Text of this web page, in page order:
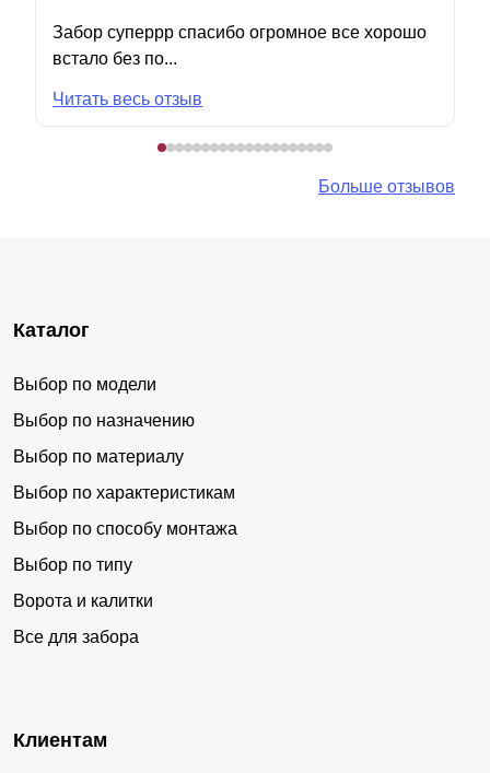
Забор суперрр спасибо огромное все хорошо
встало без по...
Читать весь отзыв
Больше отзывов
Каталог
Выбор по модели
Выбор по назначению
Выбор по материалу
Выбор по характеристикам
Выбор по способу монтажа
Выбор по типу
Ворота и калитки
Все для забора
Клиентам